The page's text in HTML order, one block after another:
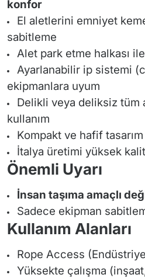
konfor
El aletlerini emniyet
sabitleme
Alet park etme halkası
Ayarlanabilir ip sistemi
ekipmanlara uyum
Delikli veya deliksiz tüm
kullanım
Kompakt ve hafif tasarım
İtalya üretimi yüksek
Önemli Uyarı
İnsan taşıma amaçlı
Sadece ekipman
Kullanım Alanları
Rope Access
Yüksekte çalışma